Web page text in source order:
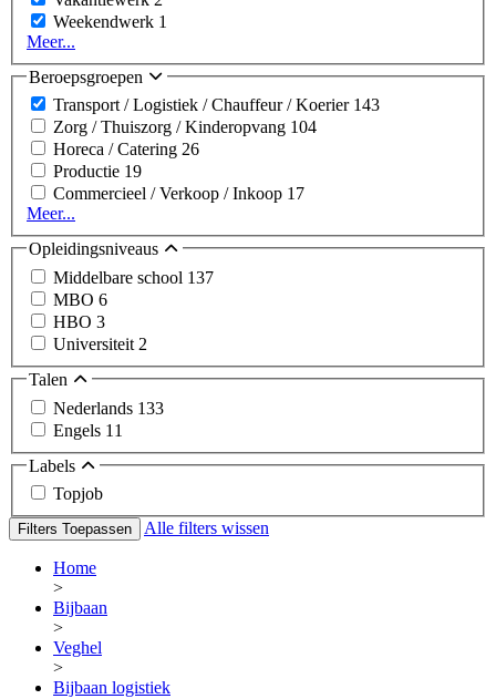
Weekendwerk 1
Meer...
Beroepsgroepen
Transport / Logistiek / Chauffeur / Koerier 143
Zorg / Thuiszorg / Kinderopvang 104
Horeca / Catering 26
Productie 19
Commercieel / Verkoop / Inkoop 17
Meer...
Opleidingsniveaus
Middelbare school 137
MBO 6
HBO 3
Universiteit 2
Talen
Nederlands 133
Engels 11
Labels
Topjob
Filters Toepassen Alle filters wissen
Home
>
Bijbaan
>
Veghel
>
Bijbaan logistiek